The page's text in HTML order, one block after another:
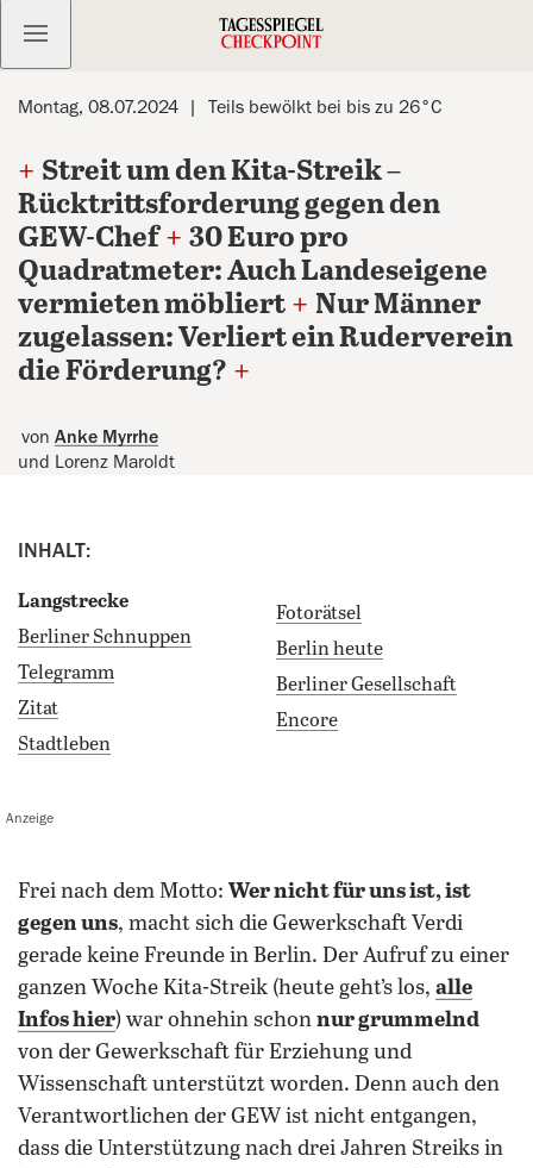
Kostenlos anmelden
Montag, 08.07.2024 Teils bewölkt bei bis zu 26°C
+ Streit um den Kita-Streik –
Rücktrittsforderung gegen den
GEW-Chef + 30 Euro pro
Quadratmeter: Auch Landeseigene
vermieten möbliert + Nur Männer
zugelassen: Verliert ein Ruderverein
die Förderung? +
von Anke Myrrhe
und Lorenz Maroldt
INHALT:
Langstrecke
Berliner Schnuppen
Telegramm
Zitat
Stadtleben
Fotorätsel
Berlin heute
Berliner Gesellschaft
Encore
Anzeige
frei nach dem Motto: Wer nicht für uns ist, ist
gegen uns, macht sich die Gewerkschaft Verdi
gerade keine Freunde in Berlin. Der Aufruf zu einer
ganzen Woche Kita-Streik (heute geht’s los, alle
Infos hier) war ohnehin schon nur grummelnd
von der Gewerkschaft für Erziehung und
Wissenschaft unterstützt worden. Denn auch den
Verantwortlichen der GEW ist nicht entgangen,
dass die Unterstützung nach drei Jahren Streiks in